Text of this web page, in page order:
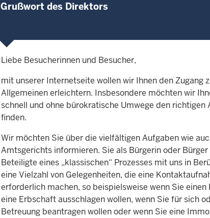
Grußwort des Direktors
Liebe Besucherinnen und Besucher,
mit unserer Internetseite wollen wir Ihnen den Zugang
Allgemeinen erleichtern. Insbesondere möchten wir
schnell und ohne bürokratische Umwege den richtigen
finden.
Wir möchten Sie über die vielfältigen Aufgaben wie
Amtsgerichts informieren. Sie als Bürgerin oder
Beteiligte eines „klassischen“ Prozesses mit uns in
eine Vielzahl von Gelegenheiten, die eine
erforderlich machen, so beispielsweise wenn Sie
eine Erbschaft ausschlagen wollen, wenn Sie für sich
Betreuung beantragen wollen oder wenn Sie eine